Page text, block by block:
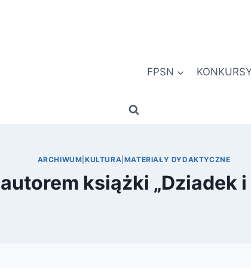
FPSN
ARCHIWUM |KULTURA MATERIAŁY DYDAKTYCZNE
książki „Dziadek